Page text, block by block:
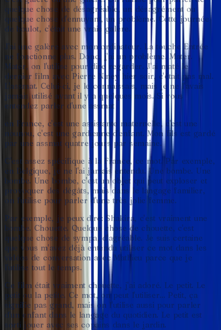
quelque chose de désagréable, un désagrément ou
quelque chose d'ennuyant, un problème. Cette journée
de
boulot, c'était une vraie galère.
J'ai une galère avec mon ordinateur. La touche Entrée
ne
fonctionne plus. Donc, j'ai un problème. Mater.
Mater, on l'utilise pour dire regarder. J'ai maté le
dernier film avec Pierre Niney hier soir, c'était pas mal.
L'assmat. Celui-ci, je le connaissais, mais je ne l'avais
jamais utilisé avant il y a quelques mois. Si vous
entendez parler d'une assmat
en France, c'est une assistante maternelle, c'est une
nounou, c'est une gardienne d'enfant. Mon fils est gardé
par une assmat quatre jours par semaine.
C'est assez spécifique à la France, ce mot. Par exemple,
en Belgique, je ne l'ai jamais entendu. Une bombe. Une
bombe. Une bombe, c'est un objet qui peut exploser et
provoquer des dégâts, mais dans le langage familier,
on l'utilise pour parler d'une très jolie femme.
Par exemple, je peux dire: Shakira, c'est vraiment une
bombe. Chouette. Quelque chose de chouette, c'est
quelque chose de sympa, d'agréable. Je suis certaine
que vous m'avez déjà entendu utiliser ce mot dans les
vidéos de conversation avec Mathieu parce que je
l'utilise tout le temps.
Ce film était vraiment chouette, j'ai adoré. Le petit. Le
petit ou la petite. Ce mot, on peut l'utiliser... Petit, ça
signifie pas grand, mais on l'utilise aussi pour parler
d'un enfant dans le langage du quotidien. Le petit est
sorti jouer avec ses copains dans le jardin.